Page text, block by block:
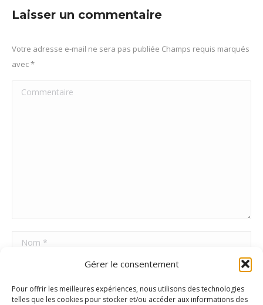
Gérer le consentement
Pour offrir les meilleures expériences, nous utilisons des technologies
telles que les cookies pour stocker et/ou accéder aux informations des
Pinterest
Laisser un commentaire
Votre adresse e-mail ne sera pas publiée Champs requis marqués
avec*
Commentaire
Nom *
Site Web